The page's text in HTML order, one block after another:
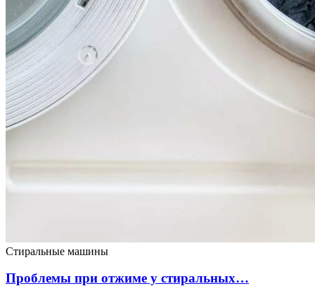
Стиральные машины
Проблемы при отжиме у стиральных…